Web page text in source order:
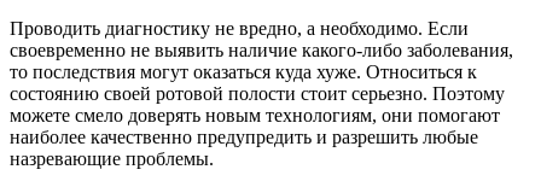
Проводить диагностику не вредно, а необходимо. Если
своевременно не выявить наличие какого-либо заболевания,
то последствия могут оказаться куда хуже. Относиться к
состоянию своей ротовой полости стоит серьезно. Поэтому
можете смело доверять новым технологиям, они помогают
наиболее качественно предупредить и разрешить любые
назревающие проблемы.